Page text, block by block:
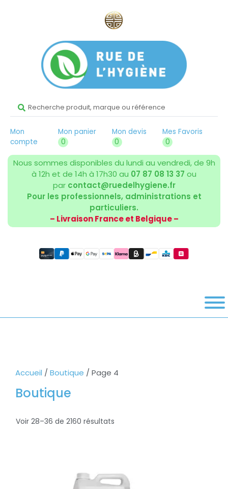
Mon
compte
Mon panier
0
Mon devis
0
Mes Favoris
0
Nous sommes disponibles du lundi au vendredi, de 9h
à 12h et de 14h à 17h30 au 07 87 08 13 37 ou
par contact@ruedelhygiene.fr
Pour les professionnels, administrations et
particuliers.
– Livraison France et Belgique –
Accueil / Boutique / Page 4
Boutique
Voir 28–36 de 2160 résultats